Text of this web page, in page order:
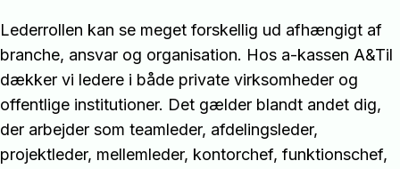
Lederrollen kan se meget forskellig ud afhængigt af
branche, ansvar og organisation. Hos a-kassen A&Til
dækker vi ledere i både private virksomheder og
offentlige institutioner. Det gælder blandt andet dig,
der arbejder som teamleder, afdelingsleder,
projektleder, mellemleder, kontorchef, funktionschef,